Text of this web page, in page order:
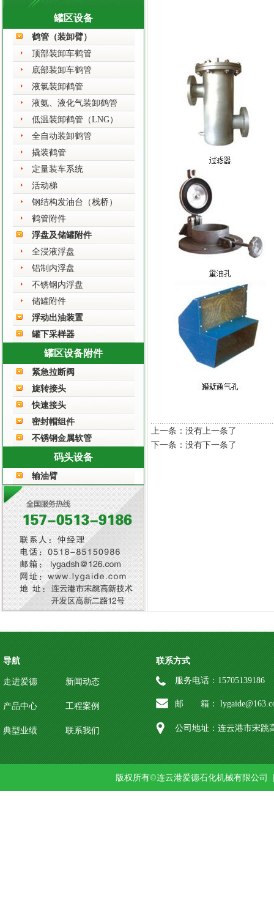
罐区设备
鹤管（装卸臂）
顶部装卸车鹤管
底部装卸车鹤管
液氯装卸鹤管
液氨、液化气装卸鹤管
低温装卸鹤管（LNG）
全自动装卸鹤管
撬装鹤管
定量装车系统
活动梯
钢结构发油台（栈桥）
鹤管附件
浮盘及储罐附件
全浸液浮盘
铝制内浮盘
不锈钢内浮盘
储罐附件
浮动出油装置
罐下采样器
罐区设备附件
紧急拉断阀
旋转接头
快速接头
密封帽组件
不锈钢金属软管
码头设备
输油臂
上一条：没有上一条了
下一条：没有下一条了
导航
走进爱德 新闻动态
产品中心 工程案例
典型业绩 联系我们
联系方式
服务电话：15705139186
邮 箱：
公司地址：连云港市宋跳
版权所有©连云港爱德石化机械有限公